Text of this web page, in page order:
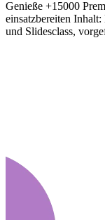
Genieße +15000
einsatzbereiten
und Slidesclass,